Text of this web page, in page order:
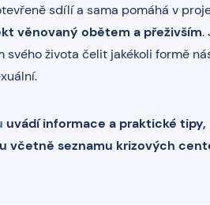
sdílí a sama pomáhá v
věnovaný obětem a přeživším.
svého života čelit jakékoli formě
uvádí informace a praktické
včetně seznamu krizových